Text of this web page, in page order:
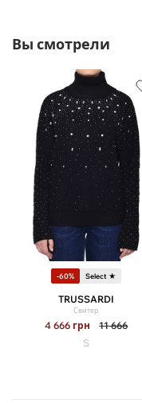
Вы смотрели
-60% Select ★
TRUSSARDI
Свитер
4 666 грн
11 666
S